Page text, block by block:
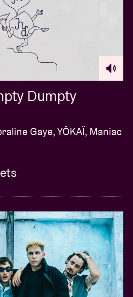
Dumpty
Gaye, YÔKAÏ, Maniac